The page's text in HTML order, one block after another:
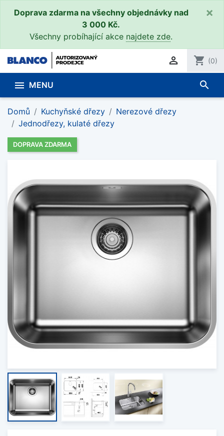
Doprava zdarma na všechny objednávky nad
3 000 Kč.
Všechny probíhající akce najdete zde.
×
 shopping_cart (0)
 MENU search
Domů Kuchyňské dřezy
Nerezové dřezy
Jednodřezy, kulaté dřezy
DOPRAVA ZDARMA